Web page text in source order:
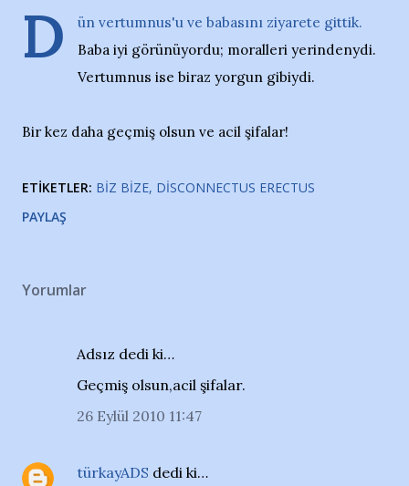
D
ün vertumnus'u ve babasını ziyarete gittik.
Baba iyi görünüyordu; moralleri yerindenydi.
Vertumnus ise biraz yorgun gibiydi.
Bir kez daha geçmiş olsun ve acil şifalar!
ETIKETLER: BIZ BIZE DISCONNECTUS ERECTUS
PAYLAŞ
Yorumlar
Adsız dedi ki…
Geçmiş olsun,acil şifalar.
26 Eylül 2010 11:47
türkayADS dedi ki…